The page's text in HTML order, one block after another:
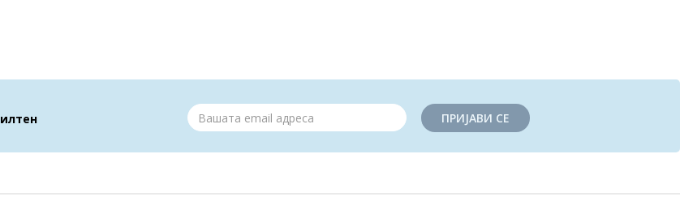
ПРИЈАВИ СЕ